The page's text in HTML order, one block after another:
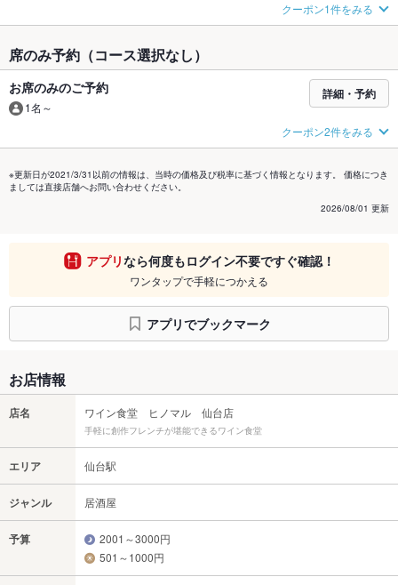
クーポン1件をみる
席のみ予約（コース選択なし）
お席のみのご予約
1名～
詳細・予約
クーポン2件をみる
※更新日が2021/3/31以前の情報は、当時の価格及び税率に基づく情報となります。 価格につき
ましては直接店舗へお問い合わせください。
2026/08/01 更新
アプリなら何度もログイン不要ですぐ確認！
ワンタップで手軽につかえる
アプリでブックマーク
お店情報
店名 ワイン食堂 ヒノマル 仙台店
手軽に創作フレンチが堪能できるワイン食堂
エリア 仙台駅
ジャンル 居酒屋
予算
2001～3000円
501～1000円